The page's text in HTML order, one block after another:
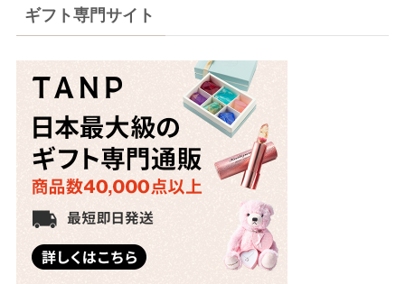
ギフト専門サイト